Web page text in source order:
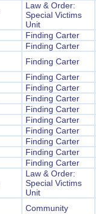
Law & Order:
Special Victims
Unit
Finding Carter
Finding Carter
Finding Carter
Finding Carter
Finding Carter
Finding Carter
Finding Carter
Finding Carter
Finding Carter
Finding Carter
Finding Carter
Finding Carter
Law & Order:
Special Victims
Unit
Community